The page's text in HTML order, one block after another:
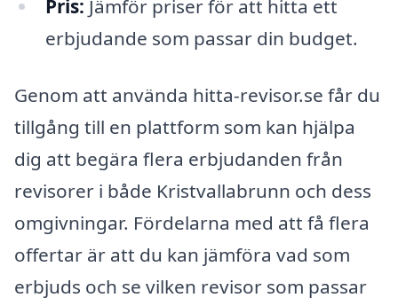
Pris: Jämför priser för att hitta ett
erbjudande som passar din budget.
Genom att använda hitta-revisor.se får du
tillgång till en plattform som kan hjälpa
dig att begära flera erbjudanden från
revisorer i både Kristvallabrunn och dess
omgivningar. Fördelarna med att få flera
offertar är att du kan jämföra vad som
erbjuds och se vilken revisor som passar